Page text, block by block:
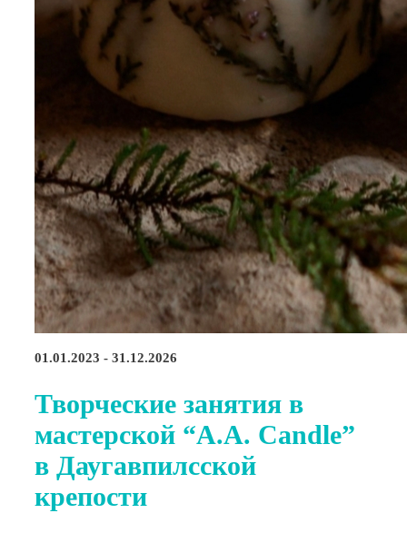
01.01.2023 - 31.12.2026
Творческие занятия в
мастерской “A.A. Candle”
в Даугавпилсской
крепости